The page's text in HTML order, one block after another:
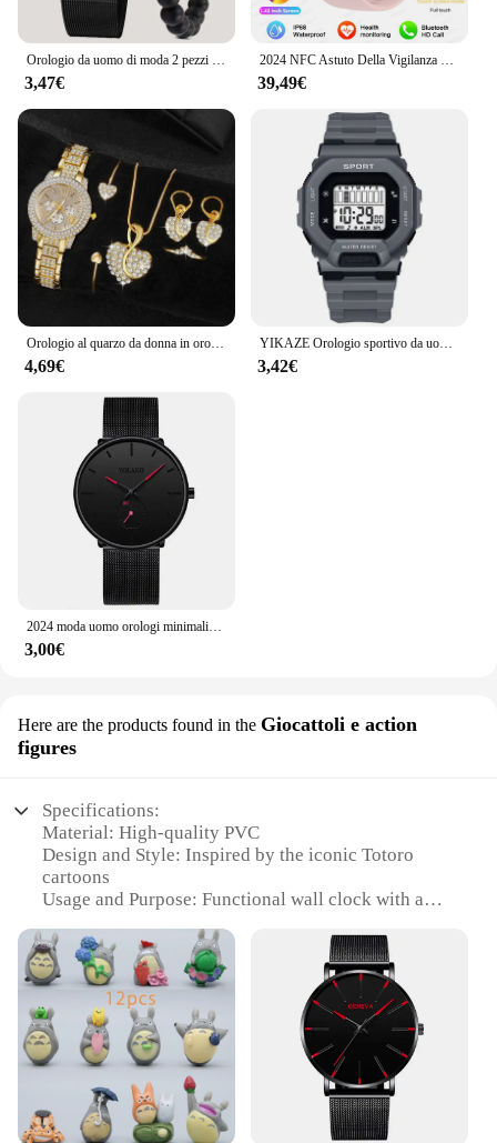
Orologio da uomo di moda 2 pezzi Business semplice orologio al quarzo con cintura in maglia di acciaio inossidabile con Set di braccialetti con perline con manubri
3,47€
2024 NFC Astuto Della Vigilanza Delle Donne 466*466 Schermo GPS Track Orologi Sportivi Delle Donne di Monitoraggio della Salute Voce Chiamata Bluetooth Smartwatch Delle Signore
39,49€
Orologio al quarzo da donna in oro di lusso da donna anello collana orecchino strass moda orologio da polso Casual da donna orologi Set di gioielli
4,69€
YIKAZE Orologio sportivo da uomo Orologi digitali LED impermeabili Studente Avventura all'aria aperta Tendenza Orologio elettronico multifunzionale Regalo
3,42€
2024 moda uomo orologi minimalisti uomo Business Casual orologio al quarzo semplice orologio da uomo con cinturino in maglia di acciaio inossidabile Reloj Hombre
3,00€
Here are the products found in the Giocattoli e action
figures
Specifications:
Material: High-quality PVC
Design and Style: Inspired by the iconic Totoro
cartoons
Usage and Purpose: Functional wall clock with a
Shape or Size: Compact design, perfect for small
spaces
Performance and Property: Accurate timekeeping
with a silent sweep movement
Parts and Accessories: Comes with easy-to-install
mounting hardware
Features:
**Charming Decor for Any Room**